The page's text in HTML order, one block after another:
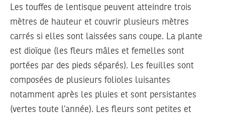
Les touffes de lentisque peuvent atteindre trois
mètres de hauteur et couvrir plusieurs mètres
carrés si elles sont laissées sans coupe. La plante
est dioïque (les fleurs mâles et femelles sont
portées par des pieds séparés). Les feuilles sont
composées de plusieurs folioles luisantes
notamment après les pluies et sont persistantes
(vertes toute l’année). Les fleurs sont petites et